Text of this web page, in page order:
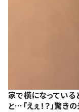
家で横になっている
と…「えぇ！？」驚き